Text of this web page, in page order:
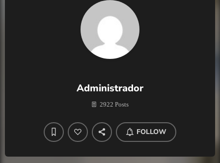
Administrador
2922 Posts
FOLLOW